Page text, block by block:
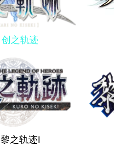
创之轨迹
黎之轨迹I